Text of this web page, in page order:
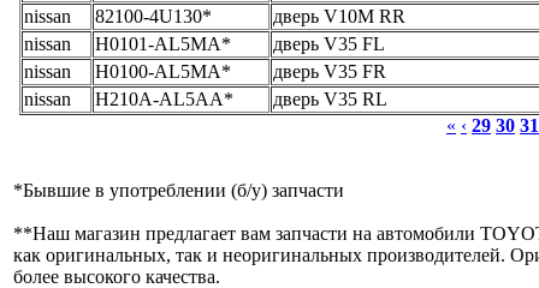
nissan
82100-4U130*
дверь V10M RR
nissan
H0101-AL5MA*
дверь V35 FL
nissan
H0100-AL5MA*
дверь V35 FR
nissan
H210A-AL5AA*
дверь V35 RL
« ‹ 29 30 31
*Бывшие в употреблении (б/y) запчасти
**Наш магазин предлагает вам запчасти на автомобили
как оригинальных, так и неоригинальных производителей.
более высокого качества.